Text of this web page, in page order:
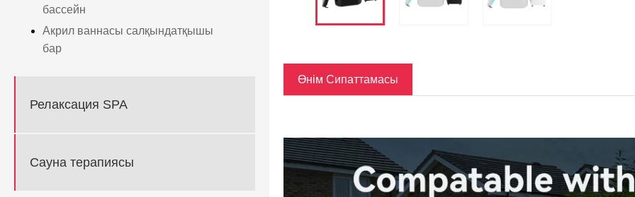
бассейн
Акрил ваннасы салқындатқышы
бар
Релаксация SPA
Сауна терапиясы
Өнім Сипаттамасы